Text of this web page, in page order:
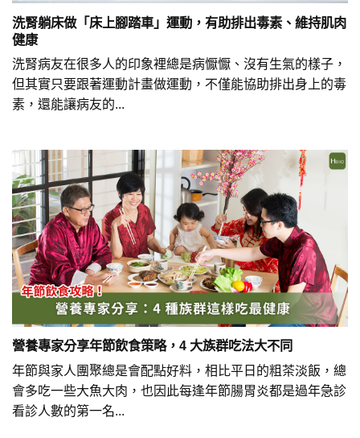
洗腎躺床做「床上腳踏車」運動，有助排出毒素、維持肌肉
健康
洗腎病友在很多人的印象裡總是病懨懨、沒有生氣的樣子，
但其實只要跟著運動計畫做運動，不僅能協助排出身上的毒
素，還能讓病友的...
營養專家分享年節飲食策略，4 大族群吃法大不同
年節與家人團聚總是會配點好料，相比平日的粗茶淡飯，總
會多吃一些大魚大肉，也因此每逢年節腸胃炎都是過年急診
看診人數的第一名...